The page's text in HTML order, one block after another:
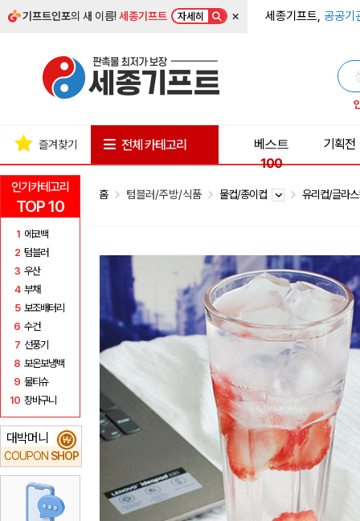
기프트인포의 새 이름!세종기프트 자세히 × 세종기프트, 공공기
인기카테고리
TOP 10
1 에코백
2 텀블러
3 우산
4 부채
5 보조배터리
6 수건
7 선풍기
8 보온보냉백
9 물티슈
10 장바구니
대박머니
COUPON SHOP
₩
즐겨찾기 전체 카테고리
베스트
100
기획전
홈 텀블러/주방/식품 물컵/종이컵 유리컵/글라